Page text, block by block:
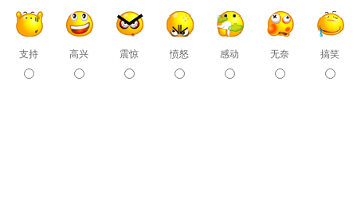
支持 高兴 震惊 愤怒 感动 无奈 搞笑